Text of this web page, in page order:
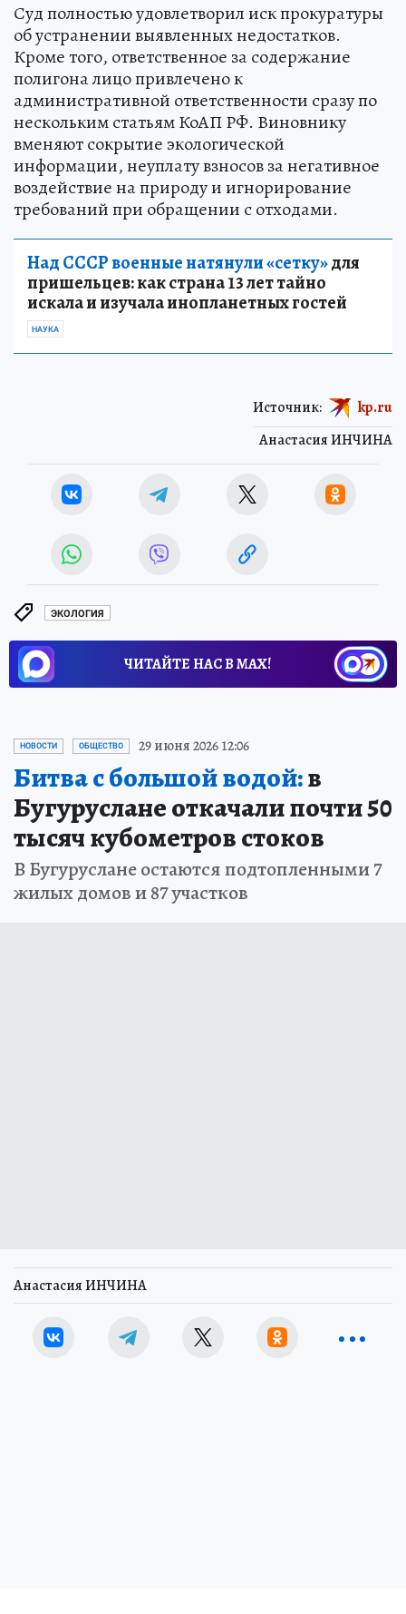
Суд полностью удовлетворил иск прокуратуры
об устранении выявленных недостатков.
Кроме того, ответственное за содержание
полигона лицо привлечено к
административной ответственности сразу по
нескольким статьям КоАП РФ. Виновнику
вменяют сокрытие экологической
информации, неуплату взносов за негативное
воздействие на природу и игнорирование
требований при обращении с отходами.
Над СССР военные натянули «сетку»для
пришельцев: как страна 13 лет тайно
искала и изучала инопланетных гостей
НАУКА
Анастасия ИНЧИНА
Источник: kp.ru
ЭКОЛОГИЯ
ЧИТАЙТЕ НАС В МАХ!
НОВОСТИ ОБЩЕСТВО 29 июня 2026 12:06
Битва с большой водой:в
Бугуруслане откачали почти 50
тысяч кубометров стоков
В Бугуруслане остаются подтопленными 7
жилых домов и 87 участков
Анастасия ИНЧИНА